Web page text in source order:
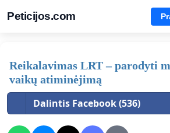
Peticijos.com
Reikalavimas LRT – parodyti
vaikų atiminėjimą
Dalintis Facebook (536)